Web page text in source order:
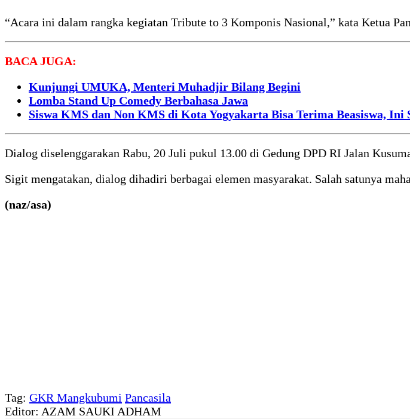
“Acara ini dalam rangka kegiatan Tribute to 3 Komponis Nasional,” kata Ketua
BACA JUGA:
Kunjungi UMUKA, Menteri Muhadjir Bilang Begini
Lomba Stand Up Comedy Berbahasa Jawa
Siswa KMS dan Non KMS di Kota Yogyakarta Bisa Terima Beasiswa, Ini
Dialog diselenggarakan Rabu, 20 Juli pukul 13.00 di Gedung DPD RI Jalan
Sigit mengatakan, dialog dihadiri berbagai elemen masyarakat. Salah satunya
(naz/asa)
Tag: GKR Mangkubumi Pancasila
Editor: AZAM SAUKI ADHAM